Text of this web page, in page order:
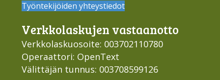
Työntekijöiden yhteystiedot
Verkko­laskujen vastaan­otto
Verkkolaskuosoite: 003702110780
Operaattori: OpenText
Välittäjän tunnus: 003708599126